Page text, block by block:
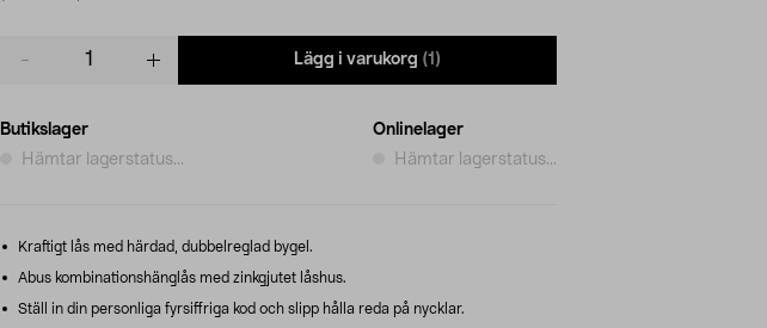
Lägg i varukorg (1)
Butikslager
Hämtar lagerstatus...
Onlinelager
Hämtar lagerstatus...
Kraftigt lås med härdad, dubbelreglad bygel.
Abus kombinationshänglås med zinkgjutet låshus.
Ställ in din personliga fyrsiffriga kod och slipp hålla reda på nycklar.